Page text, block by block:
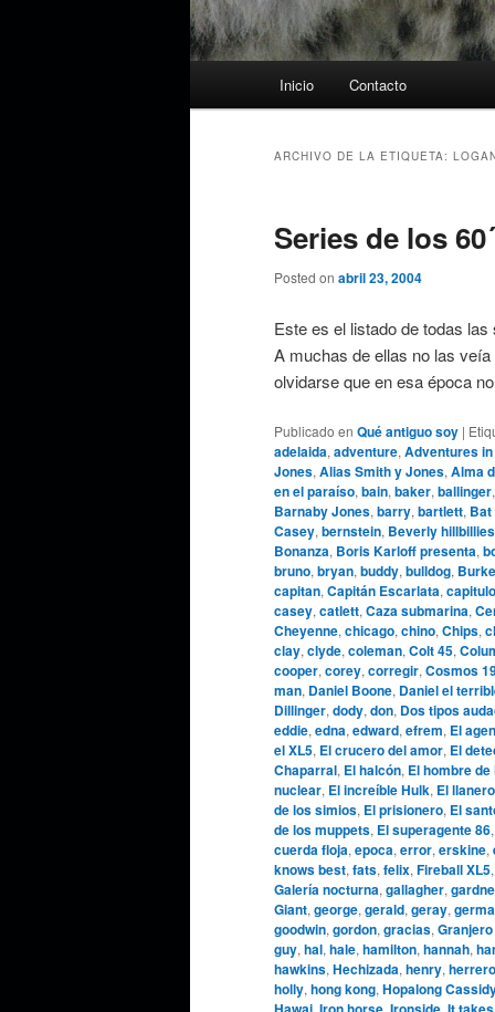
Inicio Contacto
ARCHIVO DE LA ETIQUETA:
Series de los
Posted on abril 23, 2004
Este es el listado de todas
A muchas de ellas no las
olvidarse que en esa época
Publicado en Qué antiguo soy |
adelaida, adventure, Adventures
Jones, Alias Smith y Jones, Alma
en el paraíso, bain, baker, ballinger,
Barnaby Jones, barry, bartlett,
Casey, bernstein, Beverly hillbillies
Bonanza, Boris Karloff presenta,
bruno, bryan, buddy, bulldog,
capitan, Capitán Escarlata, capitulo
casey, catlett, Caza submarina,
Cheyenne, chicago, chino, Chips,
clay, clyde, coleman, Colt 45,
cooper, corey, corregir, Cosmos
man, Daniel Boone, Daniel el
Dillinger, dody, don, Dos tipos
eddie, edna, edward, efrem, El
el XL5, El crucero del amor, El
Chaparral, El halcón, El hombre
nuclear, El increíble Hulk, El
de los simios, El prisionero, El
de los muppets, El superagente 86,
cuerda floja, epoca, error, erskine,
knows best, fats, felix, Fireball XL5,
Galería nocturna, gallagher,
Giant, george, gerald, geray,
goodwin, gordon, gracias,
guy, hal, hale, hamilton, hannah,
hawkins, Hechizada, henry, herrero
holly, hong kong, Hopalong
, , ,